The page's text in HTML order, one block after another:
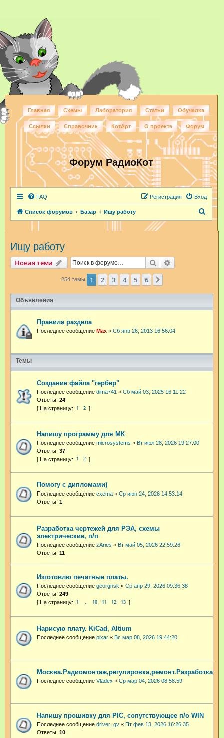
Главная Схемы Лаборатория Статьи Обучалка
Ссылки Справочник КотАрт О проекте Форум
Форум РадиоКот
FAQ Вход
Регистрация
Список форумов Базар Ищу работу
Ищу работу
Новая тема Поиск
254 темы 1 2 3 4 5 6
Объявления
Правила раздела
Последнее сообщение Max « Сб янв 26, 2013 16:56:04
Темы
Создание файла "гербер"
Последнее сообщение dima741 « Сб май 03, 2025 16:11:22
Ответы: 24
1 2
Напишу программу для МК
Последнее сообщение microsystems « Вт июл 28, 2026 19:27:00
Ответы: 37
1 2
Помогу с дипломами)
Последнее сообщение cxema « Ср июн 24, 2026 14:53:14
Ответы: 1
Разработка чертежей для РЭА, схемы
электрические, п/п
Последнее сообщение zAries « Вт май 05, 2026 22:59:26
Ответы: 11
Изготовлю печатные платы.
Последнее сообщение georgnsk « Ср апр 29, 2026 09:36:38
Ответы: 249
1 … 10 11 12 13
Нарисую плату. KiCad, Altium
Последнее сообщение pixar « Вс мар 08, 2026 19:44:20
Последнее сообщение Vladex « Ср мар 04, 2026 08:58:59
Напишу прошивку для PIC, сопутствующее п/о WIN
Последнее сообщение driver_gv « Пт фев 13, 2026 16:26:35
Ответы: 10